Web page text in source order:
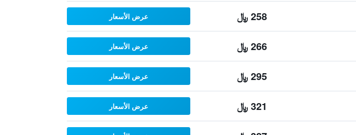
258 ﷼ عرض الأسعار
266 ﷼ عرض الأسعار
295 ﷼ عرض الأسعار
321 ﷼ عرض الأسعار